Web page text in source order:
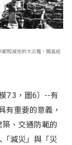
毀滅性的大災難，簡直成
7.3，圖6）--有
有重要的意義，
、交通防範的
減災」與「災